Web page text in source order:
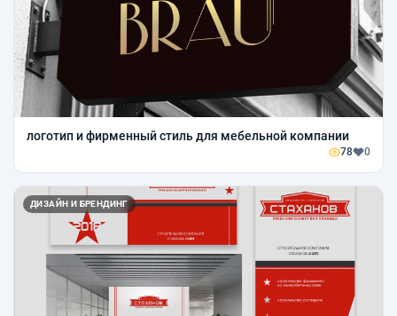
логотип и фирменный стиль для мебельной компании
78 0
ДИЗАЙН И БРЕНДИНГ